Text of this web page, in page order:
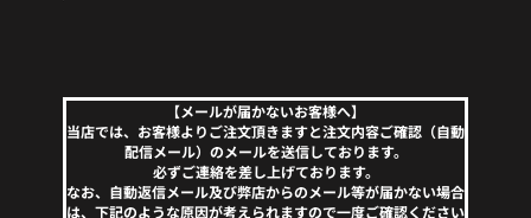
【メールが届かないお客様へ】
当店では、お客様よりご注文頂きますと注文内容ご確認（自動
配信メール）のメールを送信しております。
必ずご連絡を差し上げております。
なお、自動返信メール及び弊店からのメール等が届かない場合
は、下記のような原因が考えられますので一度ご確認ください